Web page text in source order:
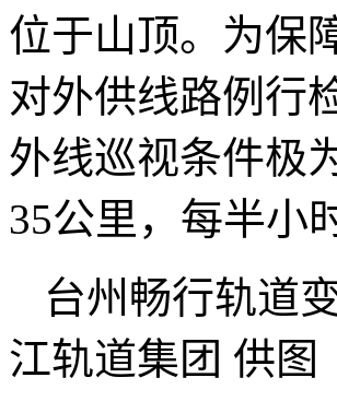
位于山顶。为保
对外供线路例行
外线巡视条件极
35公里，每半小
台州畅行轨道
江轨道集团 供图